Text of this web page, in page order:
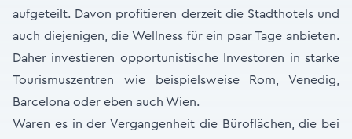
aufgeteilt. Davon profitieren derzeit die Stadthotels und
auch diejenigen, die Wellness für ein paar Tage anbieten.
Daher investieren opportunistische Investoren in starke
Tourismuszentren wie beispielsweise Rom, Venedig,
Barcelona oder eben auch Wien.
Waren es in der Vergangenheit die Büroflächen, die bei